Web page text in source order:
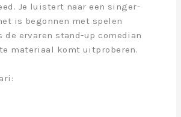
Je luistert naar een singer-
is begonnen met spelen
de ervaren stand-up comedian
materiaal komt uitproberen.